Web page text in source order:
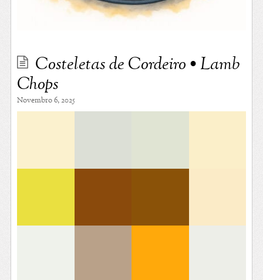
Costeletas de Cordeiro • Lamb
Chops
Novembro 6, 2025